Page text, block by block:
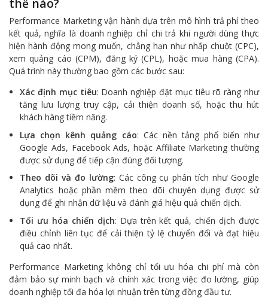
thế nào?
Performance Marketing vận hành dựa trên mô hình trả phí theo
kết quả, nghĩa là doanh nghiệp chỉ chi trả khi người dùng thực
hiện hành động mong muốn, chẳng hạn như nhấp chuột (CPC),
xem quảng cáo (CPM), đăng ký (CPL), hoặc mua hàng (CPA).
Quá trình này thường bao gồm các bước sau:
Xác định mục tiêu: Doanh nghiệp đặt mục tiêu rõ ràng như
tăng lưu lượng truy cập, cải thiện doanh số, hoặc thu hút
khách hàng tiềm năng.
Lựa chọn kênh quảng cáo: Các nền tảng phổ biến như
Google Ads, Facebook Ads, hoặc Affiliate Marketing thường
được sử dụng để tiếp cận đúng đối tượng.
Theo dõi và đo lường: Các công cụ phân tích như Google
Analytics hoặc phần mềm theo dõi chuyên dụng được sử
dụng để ghi nhận dữ liệu và đánh giá hiệu quả chiến dịch.
Tối ưu hóa chiến dịch: Dựa trên kết quả, chiến dịch được
điều chỉnh liên tục để cải thiện tỷ lệ chuyển đổi và đạt hiệu
quả cao nhất.
Performance Marketing không chỉ tối ưu hóa chi phí mà còn
đảm bảo sự minh bạch và chính xác trong việc đo lường, giúp
doanh nghiệp tối đa hóa lợi nhuận trên từng đồng đầu tư.